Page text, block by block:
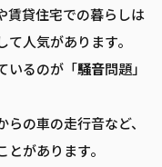
賃貸住宅での暮らしは
人気があります。
いるのが「騒音問題」
らの車の走行音など、
があります。